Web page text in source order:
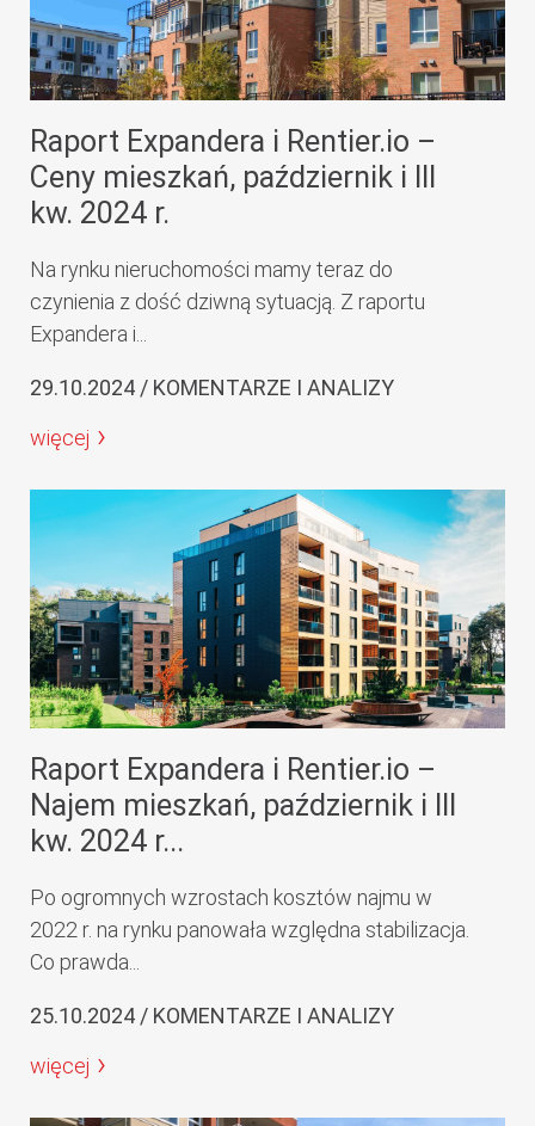
Raport Expandera i Rentier.io –
Ceny mieszkań, październik i III
kw. 2024 r.
Na rynku nieruchomości mamy teraz do
czynienia z dość dziwną sytuacją. Z raportu
Expandera i...
29.10.2024 / KOMENTARZE I ANALIZY
więcej
Raport Expandera i Rentier.io –
Najem mieszkań, październik i III
kw. 2024 r...
Po ogromnych wzrostach kosztów najmu w
2022 r. na rynku panowała względna stabilizacja.
Co prawda...
25.10.2024 / KOMENTARZE I ANALIZY
więcej